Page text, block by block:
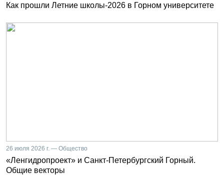
Как прошли Летние школы-2026 в Горном университете
26 июля 2026 г. — Общество
«Ленгидропроект» и Санкт-Петербургский Горный.
Общие векторы